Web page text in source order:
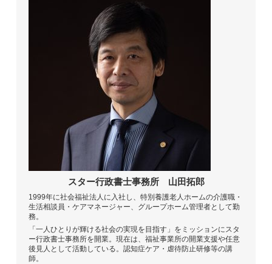
スター行政書士事務所山田拓郎
1999年に社会福祉法人に入社し、特別養護老人ホームの介護職・
生活相談員・ケアマネージャー、グループホーム管理者として勤
務。
「一人ひとりが輝ける社会の実現を目指す」をミッションにスタ
ー行政書士事務所を開業。現在は、福祉事業所の開業支援や任意
後見人として活動している。認知症ケア・虐待防止研修等の講
師。